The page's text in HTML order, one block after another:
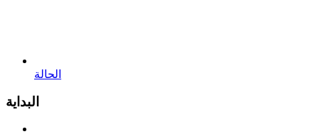
الحالة
البداية